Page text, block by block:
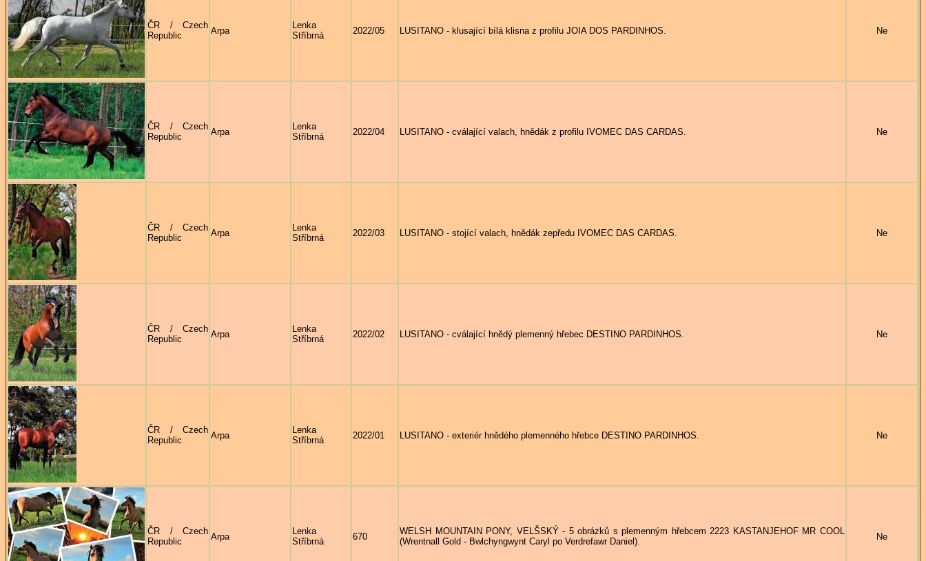
ČR / Czech
Republic
Arpa
Lenka
Stříbrná
2022/05 LUSITANO - klusající bílá klisna z profilu JOIA DOS PARDINHOS. Ne
ČR / Czech
Republic
Arpa
Lenka
Stříbrná
2022/04 LUSITANO - cválající valach, hnědák z profilu IVOMEC DAS CARDAS. Ne
ČR / Czech
Republic
Arpa
Lenka
Stříbrná
2022/03 LUSITANO - stojící valach, hnědák zepředu IVOMEC DAS CARDAS. Ne
ČR / Czech
Republic
Arpa
Lenka
Stříbrná
2022/02 LUSITANO - cválající hnědý plemenný hřebec DESTINO PARDINHOS. Ne
ČR / Czech
Republic
Arpa
Lenka
Stříbrná
2022/01 LUSITANO - exteriér hnědého plemenného hřebce DESTINO PARDINHOS. Ne
ČR / Czech
Republic
Arpa
Lenka
Stříbrná
670
WELSH MOUNTAIN PONY, VELŠSKÝ - 5 obrázků s plemenným hřebcem 2223 KASTANJEHOF MR COOL
(Wrentnall Gold - Bwlchyngwynt Caryl po Verdrefawr Daniel).
Ne